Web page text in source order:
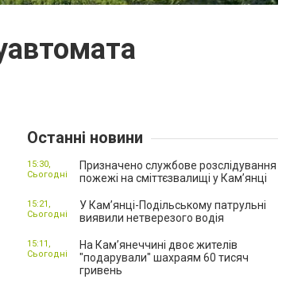
Останні новини
Призначено службове розслідування
пожежі на сміттєзвалищі у Кам’янці
15:30,
Сьогодні
У Кам’янці-Подільському патрульні
виявили нетверезого водія
15:21,
Сьогодні
На Камʼянеччині двоє жителів
"подарували" шахраям 60 тисяч
гривень
15:11,
Сьогодні